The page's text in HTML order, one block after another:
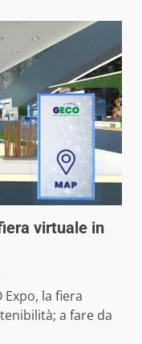
virtuale in
la fiera
a fare da